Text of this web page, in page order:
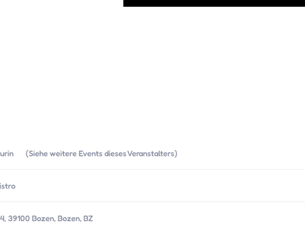
(Siehe weitere Events dieses Veranstalters)
39100 Bozen, Bozen, BZ